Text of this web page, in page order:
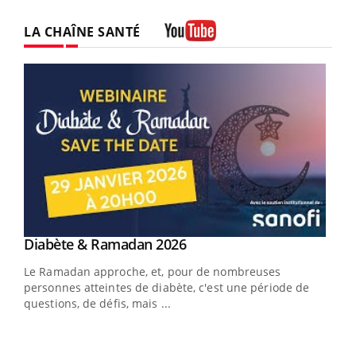
LA CHAÎNE SANTÉ
Youtube
Diabète & Ramadan 2026Youtube
Le Ramadan approche, et, pour de nombreuses
personnes atteintes de diabète, c'est une période de
questions, de défis, mais ...